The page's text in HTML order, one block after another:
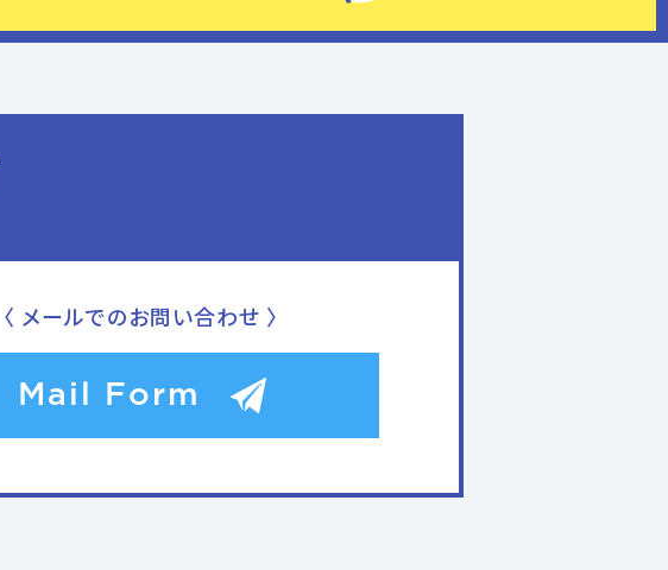
〈 メールでのお問い合わせ 〉
Mail Form